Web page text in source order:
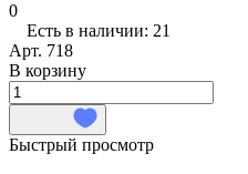
0
Есть в наличии: 21
Арт. 718
В корзину
Быстрый просмотр